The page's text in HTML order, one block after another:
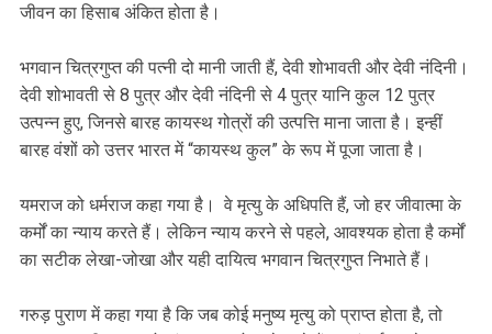
जीवन का हिसाब अंकित होता है।
भगवान चित्रगुप्त की पत्नी दो मानी जाती हैं, देवी शोभावती और देवी नंदिनी।
देवी शोभावती से 8 पुत्र और देवी नंदिनी से 4 पुत्र यानि कुल 12 पुत्र
उत्पन्न हुए, जिनसे बारह कायस्थ गोत्रों की उत्पत्ति माना जाता है। इन्हीं
बारह वंशों को उत्तर भारत में “कायस्थ कुल” के रूप में पूजा जाता है।
यमराज को धर्मराज कहा गया है। वे मृत्यु के अधिपति हैं, जो हर जीवात्मा के
कर्मों का न्याय करते हैं। लेकिन न्याय करने से पहले, आवश्यक होता है कर्मों
का सटीक लेखा-जोखा और यही दायित्व भगवान चित्रगुप्त निभाते हैं।
गरुड़ पुराण में कहा गया है कि जब कोई मनुष्य मृत्यु को प्राप्त होता है, तो